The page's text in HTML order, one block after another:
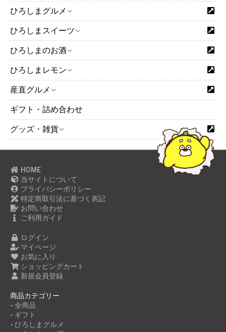
ひろしまグルメ
ひろしまスイーツ
ひろしまのお酒
ひろしまレモン
産直グルメ
ギフト・詰め合わせ
グッズ・雑貨
HOME
当サイトについて
プライバシーポリシー
特定商取引法に基づく表記
お問い合わせ
ご利用ガイド
ログイン
マイページ
お気に入り
ショッピングカート
新規会員登録
商品カテゴリー
- 全商品
- ギフト
- ひろしまグルメ